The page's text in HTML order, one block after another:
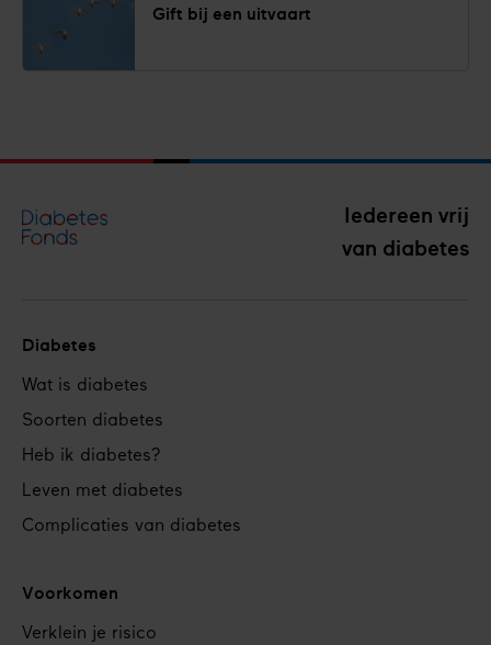
Gift bij een uitvaart
Iedereen vrij
van diabetes
Footer
navigation
Diabetes
Wat is diabetes
Soorten diabetes
Heb ik diabetes?
Leven met diabetes
Complicaties van diabetes
Voorkomen
Verklein je risico